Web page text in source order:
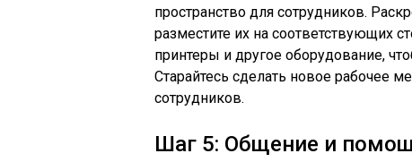
пространство для сотрудников.
разместите их на соответствующих
принтеры и другое оборудование,
Старайтесь сделать новое рабочее
сотрудников.
Шаг 5: Общение и